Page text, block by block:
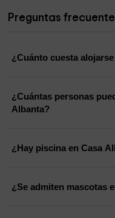
Preguntas
¿Cuánto cuesta
¿Cuántas personas
Albanta?
¿Hay piscina en Casa
¿Se admiten mascotas